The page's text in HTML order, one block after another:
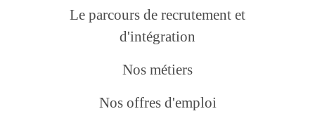
Le parcours de recrutement et
d'intégration
Nos métiers
Nos offres d'emploi